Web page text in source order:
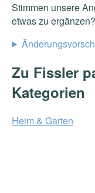
Stimmen unsere
etwas zu ergänzen?
Zu Fissler
Kategorien
Heim & Garten